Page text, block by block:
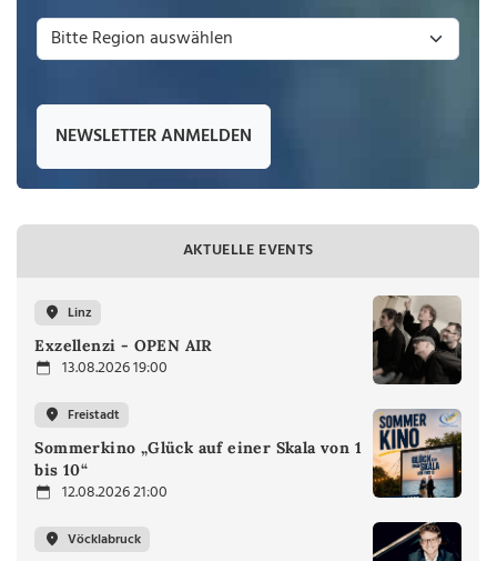
NEWSLETTER ANMELDEN
AKTUELLE EVENTS
Linz
Exzellenzi - OPEN AIR
13.08.2026 19:00
Freistadt
Sommerkino „Glück auf einer Skala von 1
bis 10“
12.08.2026 21:00
Vöcklabruck